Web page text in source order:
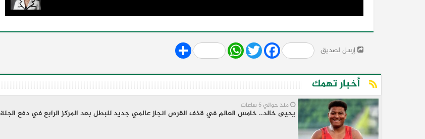
إرسل لصديق Share WhatsApp
Twitter Facebook
أخبار تهمك
منذ حوالي 5 ساعات
يحيى خالد.. خامس العالم في قذف القرص انجاز عالمي جديد للبطل بعد المركز الرابع في دفع الجلة